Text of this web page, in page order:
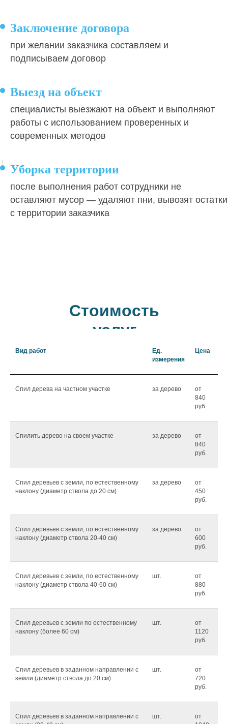
Заключение договора
при желании заказчика составляем и
подписываем договор
Выезд на объект
специалисты выезжают на объект и выполняют
работы с использованием проверенных и
современных методов
Уборка территории
после выполнения работ сотрудники не
оставляют мусор — удаляют пни, вывозят остатки
с территории заказчика
Стоимость
услуг
Вид работ
Ед.
измерения
Цена
Спил дерева на частном участке за дерево
от
840
руб.
Спилить дерево на своем участке за дерево
от
840
руб.
Спил деревьев с земли, по естественному
наклону (диаметр ствола до 20 см)
за дерево
от
450
руб.
Спил деревьев с земли, по естественному
наклону (диаметр ствола 20-40 см)
за дерево
от
600
руб.
Спил деревьев с земли, по естественному
наклону (диаметр ствола 40-60 см)
шт.
от
880
руб.
Спил деревьев с земли по естественному
наклону (более 60 см)
шт.
от
1120
руб.
Спил деревьев в заданном направлении с
земли (диаметр ствола до 20 см)
шт.
от
720
руб.
Спил деревьев в заданном направлении с
шт.
от